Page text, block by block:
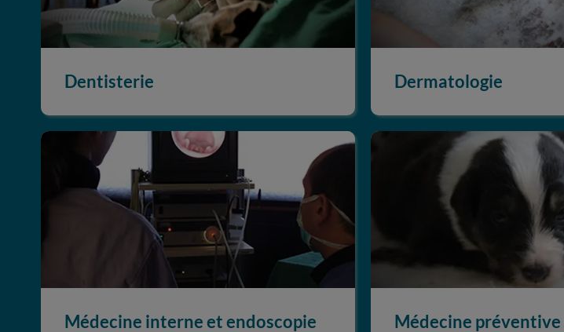
Dentisterie Dermatologie
Médecine interne et endoscopie
Médecine interne et endoscopie
Médecine préventive
Médecine préventive